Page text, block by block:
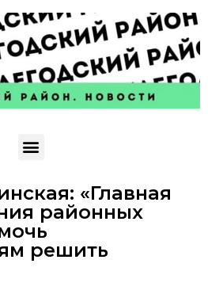
«Главная
районных
решить